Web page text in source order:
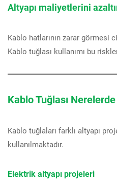
Altyapı maliyetlerini
Kablo hatlarının zarar görmesi
Kablo tuğlası kullanımı bu
Kablo Tuğlası Nerelerde
Kablo tuğlaları farklı altyapı
kullanılmaktadır.
Elektrik altyapı projeleri